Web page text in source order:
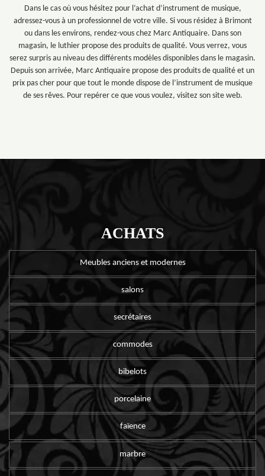
Dans le cas où vous hésitez pour l’achat d’instrument de musique,
adressez-vous à un professionnel de votre ville. Si vous résidez à Brimont
ou dans les environs, rendez-vous chez Marc Antiquaire. Dans son
magasin, le luthier propose des produits de qualité. Vous verrez, vous
serez surpris au niveau des différents modèles disponibles dans le magasin.
Depuis son arrivée, Marc Antiquaire propose des produits de qualité et un
prix pas cher pour que tout le monde dispose de l’instrument de musique
de ses rêves. Pour repérer ce que vous voulez, visitez son site web.
ACHATS
Meubles anciens et modernes
salons
secrétaires
commodes
bibelots
porcelaine
faïence
marbre